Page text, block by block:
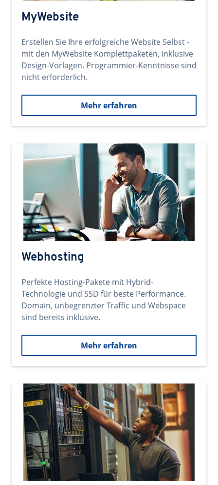
MyWebsite
Erstellen Sie Ihre erfolgreiche Website Selbst -
mit den MyWebsite Komplettpaketen, inklusive
Design-Vorlagen. Programmier-Kenntnisse sind
nicht erforderlich.
Mehr erfahren
Webhosting
Perfekte Hosting-Pakete mit Hybrid-
Technologie und SSD für beste Performance.
Domain, unbegrenzter Traffic und Webspace
sind bereits inklusive.
Mehr erfahren